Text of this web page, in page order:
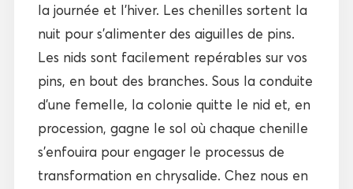
la journée et l’hiver. Les chenilles sortent la
nuit pour s’alimenter des aiguilles de pins.
Les nids sont facilement repérables sur vos
pins, en bout des branches. Sous la conduite
d’une femelle, la colonie quitte le nid et, en
procession, gagne le sol où chaque chenille
s’enfouira pour engager le processus de
transformation en chrysalide. Chez nous en